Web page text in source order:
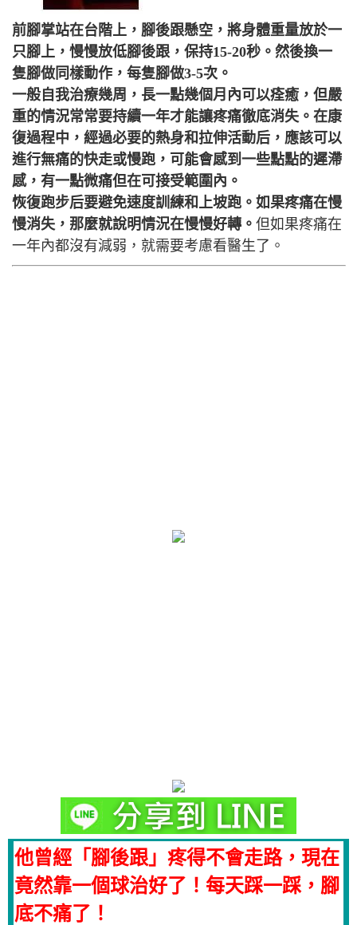
前腳掌站在台階上，腳後跟懸空，將身體重量放於一
只腳上，慢慢放低腳後跟，保持15-20秒。然後換一
隻腳做同樣動作，每隻腳做3-5次。
一般自我治療幾周，長一點幾個月內可以痊癒，但嚴
重的情況常常要持續一年才能讓疼痛徹底消失。在康
復過程中，經過必要的熱身和拉伸活動后，應該可以
進行無痛的快走或慢跑，可能會感到一些點點的遲滯
感，有一點微痛但在可接受範圍內。
恢復跑步后要避免速度訓練和上坡跑。如果疼痛在慢
慢消失，那麼就說明情況在慢慢好轉。 但如果疼痛在
一年內都沒有減弱，就需要考慮看醫生了。
他曾經「腳後跟」疼得不會走路，現在
竟然靠一個球治好了！每天踩一踩，腳
底不痛了！